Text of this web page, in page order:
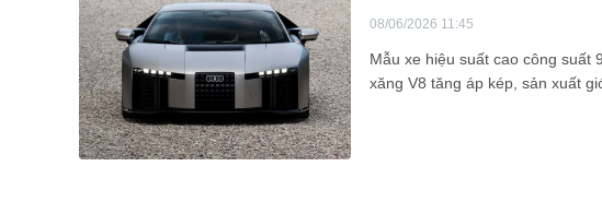
08/06/2026 11:45
Mẫu xe hiệu suất cao công suất
xăng V8 tăng áp kép, sản xuất